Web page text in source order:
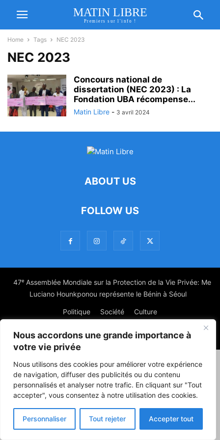
Nous accordons une grande importance à
votre vie privée
Nous utilisons des cookies pour améliorer votre expérience
de navigation, diffuser des publicités ou du contenu
personnalisés et analyser notre trafic. En cliquant sur "Tout
accepter", vous consentez à notre utilisation des cookies.
Personnaliser Tout rejeter Accepter tout
MATIN LIBRE
Premiers sur l'info !
Home Tags NEC 2023
NEC 2023
Concours national de
dissertation (NEC 2023) : La
Fondation UBA récompense...
Matin Libre - 3 avril 2024
ABOUT US
FOLLOW US
47ᵉ Assemblée Mondiale sur la Protection de la Vie Privée: Me
Luciano Hounkponou représente le Bénin à Séoul
Politique Société Culture
© Powered by digitXplus Francophone